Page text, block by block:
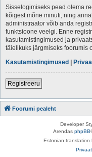
Sisselogimiseks pead olema
kõigest mõne minuti, ning
administraator võib anda
funktsioone veelgi. Enne
kasutamistingimused ja
täielikuks järgmiseks foorumis
Kasutamistingimused |
Registreeru
Foorumi pealeht
Developer
Arendas phpBB
Estonian